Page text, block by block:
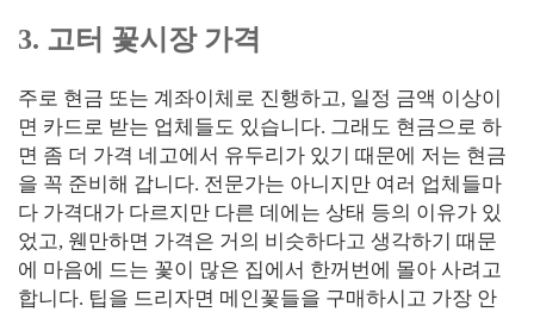
3. 고터 꽃시장 가격
주로 현금 또는 계좌이체로 진행하고, 일정 금액 이상이
면 카드로 받는 업체들도 있습니다. 그래도 현금으로 하
면 좀 더 가격 네고에서 유두리가 있기 때문에 저는 현금
을 꼭 준비해 갑니다. 전문가는 아니지만 여러 업체들마
다 가격대가 다르지만 다른 데에는 상태 등의 이유가 있
었고, 웬만하면 가격은 거의 비슷하다고 생각하기 때문
에 마음에 드는 꽃이 많은 집에서 한꺼번에 몰아 사려고
합니다. 팁을 드리자면 메인꽃들을 구매하시고 가장 안